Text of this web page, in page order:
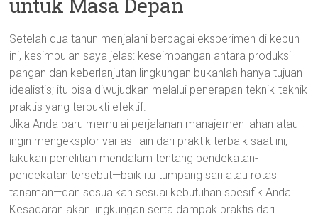
untuk Masa Depan
Setelah dua tahun menjalani berbagai eksperimen di kebun
ini, kesimpulan saya jelas: keseimbangan antara produksi
pangan dan keberlanjutan lingkungan bukanlah hanya tujuan
idealistis; itu bisa diwujudkan melalui penerapan teknik-teknik
praktis yang terbukti efektif.
Jika Anda baru memulai perjalanan manajemen lahan atau
ingin mengeksplor variasi lain dari praktik terbaik saat ini,
lakukan penelitian mendalam tentang pendekatan-
pendekatan tersebut—baik itu tumpang sari atau rotasi
tanaman—dan sesuaikan sesuai kebutuhan spesifik Anda.
Kesadaran akan lingkungan serta dampak praktis dari